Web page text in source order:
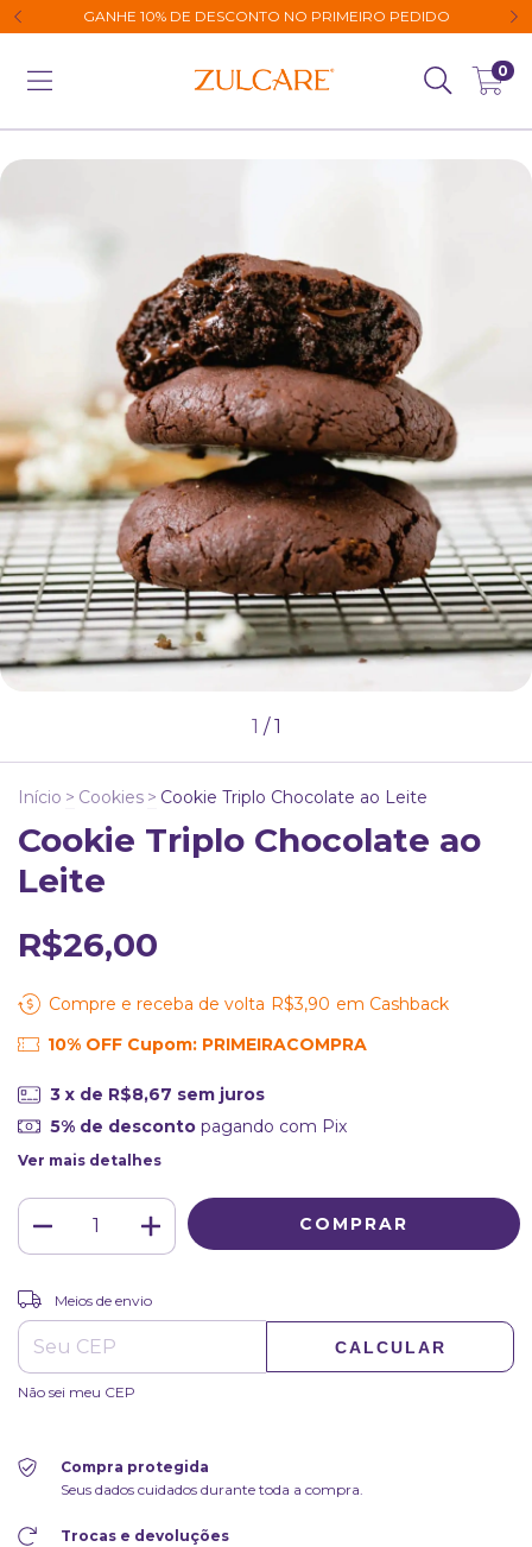
GANHE 10% DE DESCONTO NO PRIMEIRO PEDIDO
0
1 /1
Início > Cookies > Cookie Triplo Chocolate ao Leite
Cookie Triplo Chocolate ao
Leite
R$26,00
Compre e receba de volta R$3,90 em Cashback
10% OFF Cupom: PRIMEIRACOMPRA
3x de R$8,67 sem juros
5% de descontopagando com Pix
Ver mais detalhes
Entregas para o CEP:
Meios de envio
CALCULAR
Não sei meu CEP
Compra protegida
Seus dados cuidados durante toda a compra.
Trocas e devoluções